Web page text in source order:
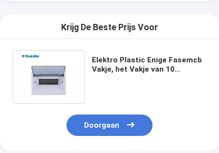
Krijg De Beste Prijs Voor
Elektro Plastic Enige Fasemcb
Vakje, het Vakje van 10
Doorgaan